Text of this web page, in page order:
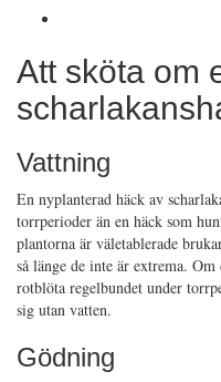
Att sköta om
Vattning
En nyplanterad häck av
torrperioder än en häck som
plantorna är väletablerade
så länge de inte är extrema.
rotblöta regelbundet under
sig utan vatten.
Gödning